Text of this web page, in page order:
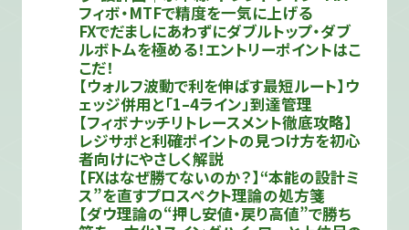
フィボ・MTFで精度を一気に上げる
FXでだましにあわずにダブルトップ・ダブ
ルボトムを極める！エントリーポイントはこ
こだ！
【ウォルフ波動で利を伸ばす最短ルート】ウ
ェッジ併用と「1–4ライン」到達管理
【フィボナッチリトレースメント徹底攻略】
レジサポと利確ポイントの見つけ方を初心
者向けにやさしく解説
【FXはなぜ勝てないのか？】“本能の設計ミ
ス”を直すプロスペクト理論の処方箋
【ダウ理論の“押し安値・戻り高値”で勝ち